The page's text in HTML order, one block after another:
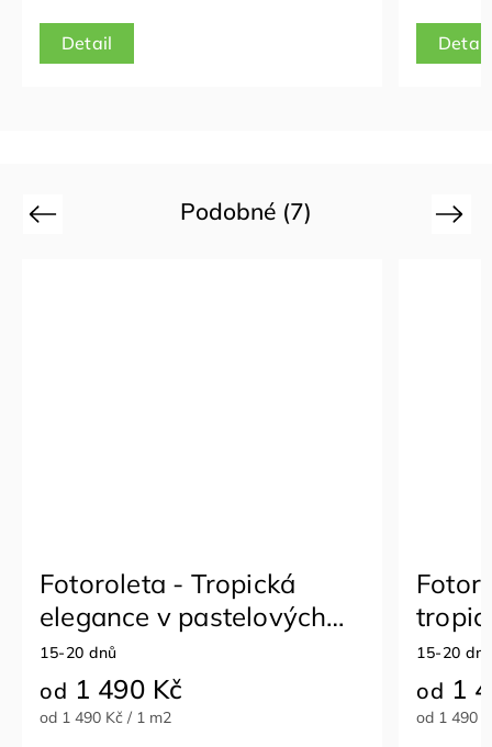
Podobné (7)
Previous
Fotoroleta - Malované
tropické rostliny
15-20 dnů
od 1 490 Kč
od 1 490 Kč / 1 m2
tropů
15-20
od 1
od 1 490
Next